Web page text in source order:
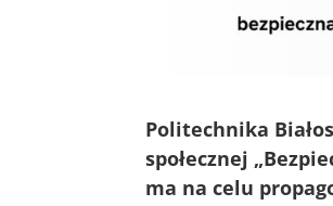
Politechnika
społecznej
ma na celu